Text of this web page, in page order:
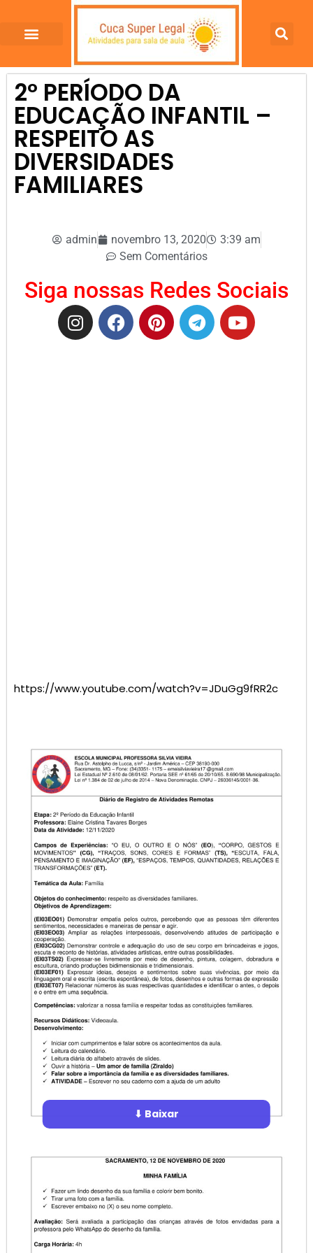
2º PERÍODO DA
EDUCAÇÃO INFANTIL –
RESPEITO AS
DIVERSIDADES
FAMILIARES
admin novembro 13, 2020
3:39 am
Sem Comentários
Siga nossas Redes Sociais
https://www.youtube.com/watch?v=JDuGg9fRR2c
⬇ Baixar